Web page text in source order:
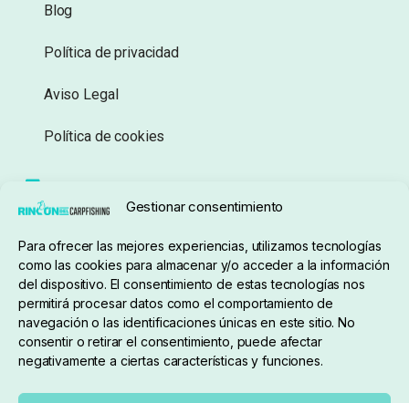
Gestionar consentimiento
Para ofrecer las mejores experiencias, utilizamos tecnologías
como las cookies para almacenar y/o acceder a la información
del dispositivo. El consentimiento de estas tecnologías nos
permitirá procesar datos como el comportamiento de
navegación o las identificaciones únicas en este sitio. No
consentir o retirar el consentimiento, puede afectar
negativamente a ciertas características y funciones.
Blog
Política de privacidad
Aviso Legal
Política de cookies
Sobre nosotros